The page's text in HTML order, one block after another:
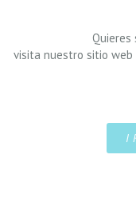
Quieres
visita nuestro sitio